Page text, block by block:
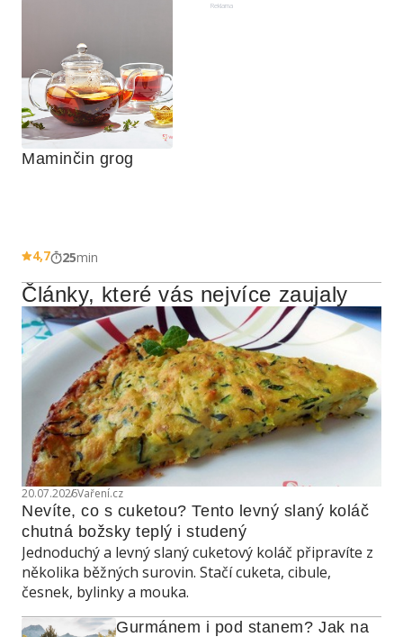
Maminčin grog
4,7 25min
Reklama
Články, které vás nejvíce zaujaly
20.07.2026Vaření.cz
Nevíte, co s cuketou? Tento levný slaný koláč
chutná božsky teplý i studený
Jednoduchý a levný slaný cuketový koláč připravíte z
několika běžných surovin. Stačí cuketa, cibule,
česnek, bylinky a mouka.
Gurmánem i pod stanem? Jak na